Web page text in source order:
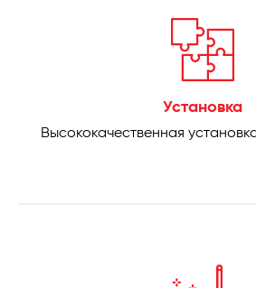
Установка
Высококачественная